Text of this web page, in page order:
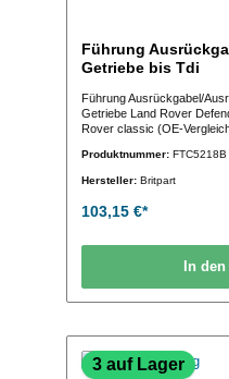
Führung
Getriebe bis Tdi
Führung Ausrückgabel/
Getriebe Land Rover
Rover classic (OE-
Produktnummer: FTC5218B
Hersteller: Britpart
103,15 €*
In
3 auf Lager